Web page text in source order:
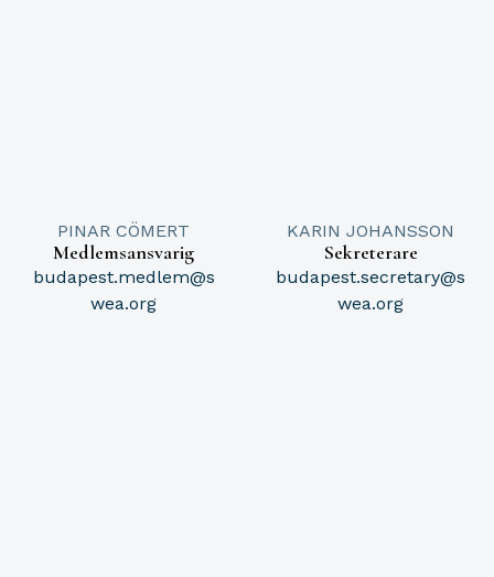
PINAR CÖMERT
Medlemsansvarig
budapest.medlem@s
wea.org
KARIN JOHANSSON
Sekreterare
budapest.secretary@s
wea.org